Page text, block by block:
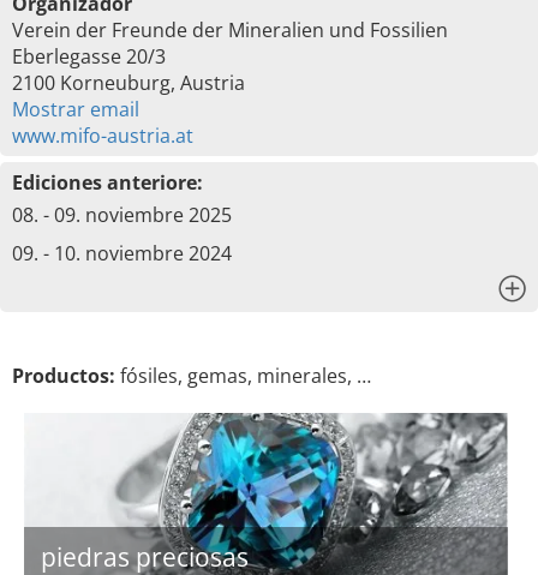
Verein der Freunde der Mineralien und Fossilien
Eberlegasse 20/3
2100 Korneuburg, Austria
Mostrar email
www.mifo-austria.at
Ediciones anteriore:
08. - 09. noviembre 2025
09. - 10. noviembre 2024
Productos: fósiles, gemas, minerales, …
piedras preciosas